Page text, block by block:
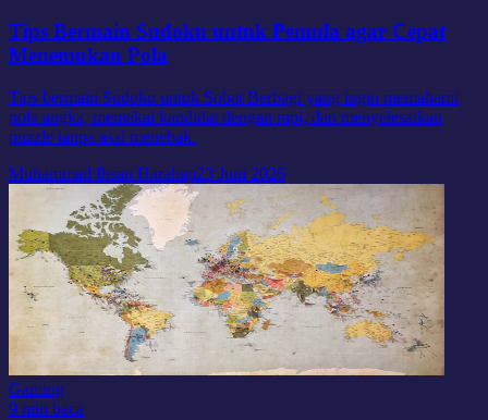
Tips Bermain Sudoku untuk Pemula agar Cepat
Menemukan Pola
Tips bermain Sudoku untuk Sobat Berbagi yang ingin memahami
pola angka, memakai kandidat dengan rapi, dan menyelesaikan
puzzle tanpa asal menebak.
Muhammad Ihsan Harahap23 Juni 2026
Gaming
9 min baca